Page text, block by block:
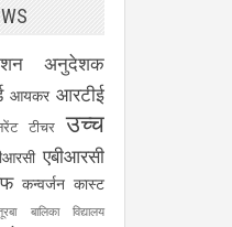
अनुदेशक
आयकर आरटीई
टीचर उच्च
एबीआरसी
कन्वर्जन कास्ट
बालिका विद्यालय